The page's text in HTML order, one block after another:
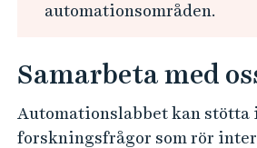
automationsområden.
Samarbeta med
Automationslabbet kan stötta i
forskningsfrågor som rör